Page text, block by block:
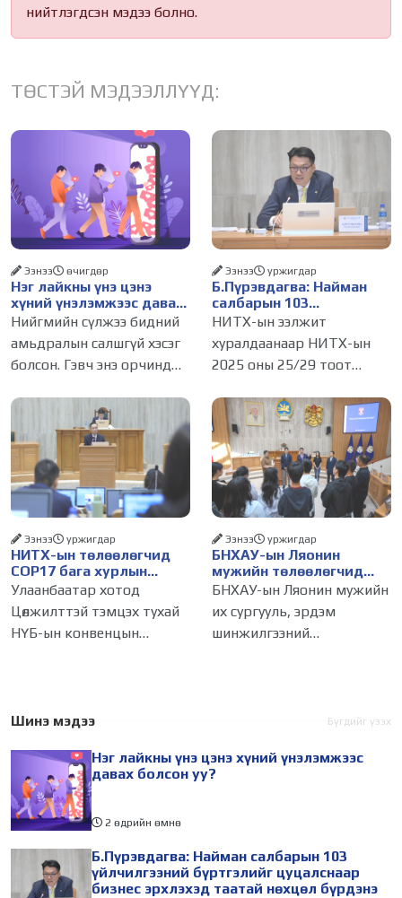
нийтлэгдсэн мэдээ болно.
ТӨСТЭЙ МЭДЭЭЛЛҮҮД:
Нэг лайкны үнэ цэнэ
хүний үнэлэмжээс давах
болсон уу?
Ээнээ өчигдѳр
Нийгмийн сүлжээ бидний
амьдралын салшгүй хэсэг
болсон. Гэвч энэ орчинд
амжилт, тэр ч байтугай
хүний үнэ цэнийг хүртэл
лайк, шэйр, дагагчийн
тоогоор хэмжих хандлага
газар авч
Б.Пүрэвдагва: Найман
салбарын 103
үйлчилгээний
бүртгэлийг цуцалснаар
бизнес эрхлэхэд таатай
нөхцөл бүрдэнэ
Ээнээ уржигдар
НИТХ-ын ээлжит
хуралдаанаар НИТХ-ын
2025 оны 25/29 тоот
журмын зарим хэсгийг
хүчингүй болгож,
зөвшөөрлийн шинжтэй 103
бүртгэлээс нийслэлийн
бизнес эрхлэгчдийг
НИТХ-ын төлөөлөгчид
COP17 бага хурлын
бэлтгэл ажлын талаар
мэдээлэл сонслоо
Ээнээ уржигдар
Улаанбаатар хотод
Цөлжилттэй тэмцэх тухай
НҮБ-ын конвенцын
зохион байгуулагдана.
Нийслэлийн
БНХАУ-ын Ляонин
мужийн төлөөлөгчид
НИТХ-ын үйл
танилцлаа
Ээнээ уржигдар
БНХАУ-ын Ляонин мужийн
их сургууль, эрдэм
шинжилгээний
төлөөлөгчид Монгол Улсад
айлчлалынхаа хүрээнд
Шинэ мэдээ Бүгдийг үзэх
Нэг лайкны үнэ цэнэ хүний үнэлэмжээс
давах болсон уу?
2 өдрийн өмнө
Б.Пүрэвдагва: Найман салбарын 103
үйлчилгээний бүртгэлийг цуцалснаар
бизнес эрхлэхэд таатай нөхцөл бүрдэнэ